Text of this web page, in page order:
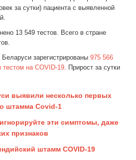
за сутки) пациента с выявленной
13 549 тестов. Всего в стране
зарегистрированы 975 566
на COVID-19. Прирост за сутки
выявили несколько первых
штамма Covid-1
эти симптомы, даже
признаков
штамм COVID-19